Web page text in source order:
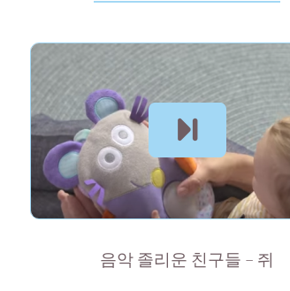
음악 졸리운 친구들 – 쥐